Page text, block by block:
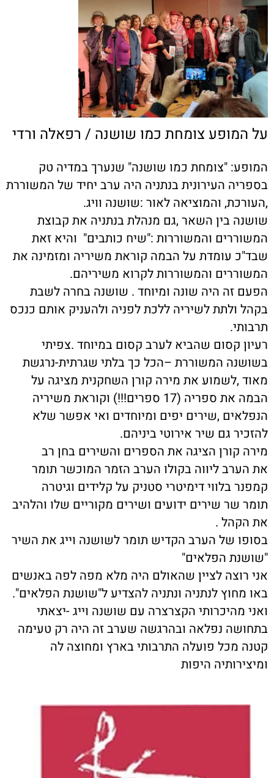
על המופע צומחת כמו שושנה / רפאלה ורדי
המופע: "צומחת כמו שושנה" שנערך במדיה טק
בספריה העירונית בנתניה היה ערב יחיד של המשוררת
,העורכת, והמוציאה לאור :שושנה וויג.
שושנה בין השאר ,גם מנהלת בנתניה את קבוצת
המשוררים והמשוררות :"שיח כותבים" והיא זאת
שבד"כ עומדת על הבמה קוראת משיריה ומזמינה את
המשוררים והמשוררות לקרוא משיריהם.
הפעם זה היה שונה ומיוחד . שושנה בחרה לשבת
בקהל ולתת לשיריה ללכת לפניה ולהעניק אותם כנכס
תרבותי.
רעיון קסום שהביא לערב קסום במיוחד .צפיתי
בשושנה המשוררת –הכל כך בלתי שגרתית-נרגשת
מאוד ,לשמוע את מירה קורן השחקנית מציגה על
הבמה את ספריה (17 ספרים!!!) וקוראת משיריה
הנפלאים ,שירים יפים ומיוחדים ואי אפשר שלא
להזכיר גם שיר אירוטי ביניהם.
מירה קורן הציגה את הספרים והשירים בחן רב
את הערב ליווה בקולו הערב הזמר המוכשר תומר
קמפנר בלווי דימיטרי סטניק על קלידים וגיטרה
תומר שר שירים ידועים ושירים מקוריים שלו והלהיב
את הקהל .
בסופו של הערב הקדיש תומר לשושנה וייג את השיר
"שושנת הפלאים"
אני רוצה לציין שהאולם היה מלא מפה לפה באנשים
באו מחוץ לנתניה ונתניה להצדיע ל"שושנת הפלאים".
ואני מהיכרותי הקצרצרה עם שושנה וייג -יצאתי
בתחושה נפלאה ובהרגשה שערב זה היה רק טעימה
קטנה מכל פועלה התרבותי בארץ ומחוצה לה
ומיצירותיה היפות